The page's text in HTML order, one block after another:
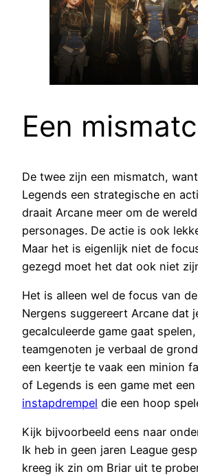
Een
De twee zijn een mismatch,
Legends een strategische en
draait Arcane meer om de
personages. De actie is ook
Maar het is eigenlijk niet de
gezegd moet het dat ook niet
Het is alleen wel de focus van
Nergens suggereert Arcane dat
gecalculeerde game gaat
teamgenoten je verbaal de
een keertje te vaak een minion
of Legends is een game met
instapdrempel die een hoop
Kijk bijvoorbeeld eens naar
Ik heb in geen jaren League
kreeg ik zin om Briar uit te